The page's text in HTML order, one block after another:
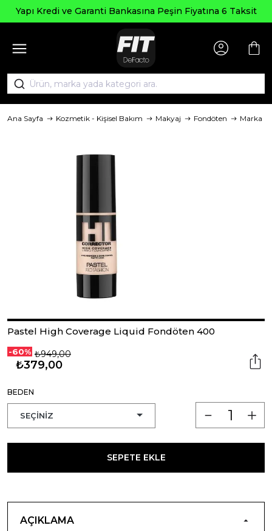
Yapı Kredi ve Garanti Bankasına Peşin Fiyatına 6 Taksit
Ana Sayfa Kozmetik - Kişisel Bakım Makyaj Fondöten Marka
Pastel High Coverage Liquid Fondöten 400
-60% ₺949,00
₺379,00
BEDEN
SEPETE EKLE
AÇIKLAMA